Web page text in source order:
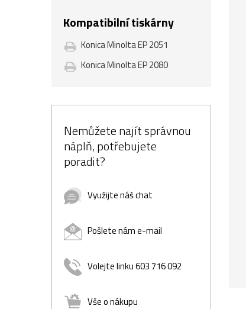
Kompatibilní tiskárny
Konica Minolta EP 2051
Konica Minolta EP 2080
Nemůžete najít správnou
náplň, potřebujete
poradit?
Využijte náš chat
Pošlete nám e-mail
Volejte linku 603 716 092
Vše o nákupu